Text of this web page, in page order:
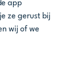
app
ze gerust bij
wij of we